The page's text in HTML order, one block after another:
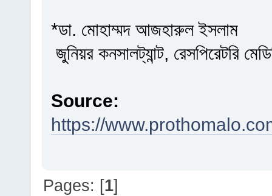
*ডা. মোহাম্মদ আজহারুল ইসলাম
জুনিয়র কনসালট্যান্ট, রেসপিরেটরি
Source:
https://
Pages: [1]